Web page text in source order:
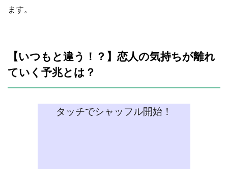
ます。
【いつもと違う！？】恋人の気持ちが離れ
ていく予兆とは？
タッチでシャッフル開始！